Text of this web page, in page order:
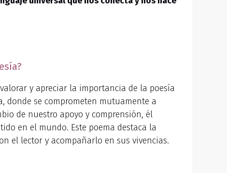
y apreciar la importancia de la poesía
donde se comprometen mutuamente a
de nuestro apoyo y comprensión, él
en el mundo. Este poema destaca la
el lector y acompañarlo en sus vivencias.